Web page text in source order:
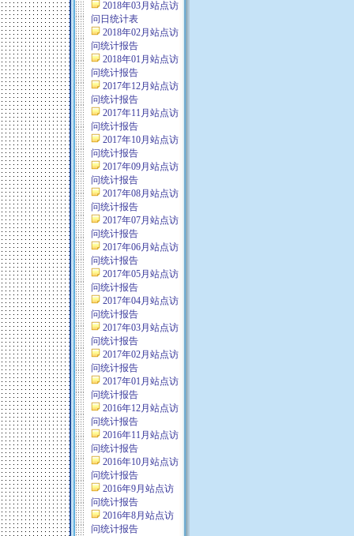
2018年03月站点访
问日统计表
2018年02月站点访
问统计报告
2018年01月站点访
问统计报告
2017年12月站点访
问统计报告
2017年11月站点访
问统计报告
2017年10月站点访
问统计报告
2017年09月站点访
问统计报告
2017年08月站点访
问统计报告
2017年07月站点访
问统计报告
2017年06月站点访
问统计报告
2017年05月站点访
问统计报告
2017年04月站点访
问统计报告
2017年03月站点访
问统计报告
2017年02月站点访
问统计报告
2017年01月站点访
问统计报告
2016年12月站点访
问统计报告
2016年11月站点访
问统计报告
2016年10月站点访
问统计报告
2016年9月站点访
问统计报告
2016年8月站点访
问统计报告